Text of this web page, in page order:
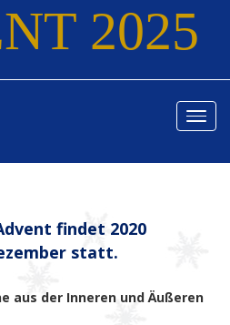
2025
findet 2020
statt.
aus der Inneren und Äußeren